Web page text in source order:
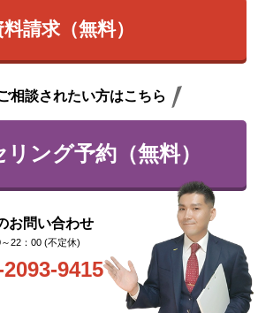
料請求（無料）
相談されたい方はこちら
ング予約（無料）
お問い合わせ
22：00 (不定休)
2093-9415